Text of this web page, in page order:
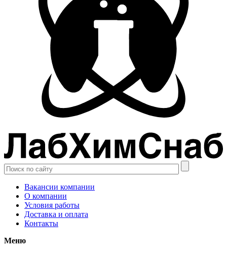
Вакансии компании
О компании
Условия работы
Доставка и оплата
Контакты
Меню